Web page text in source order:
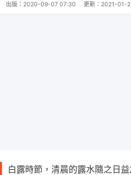
出版： 2020-09-07 07:30 更新： 2021-01-
白露時節，清晨的露水隨之日